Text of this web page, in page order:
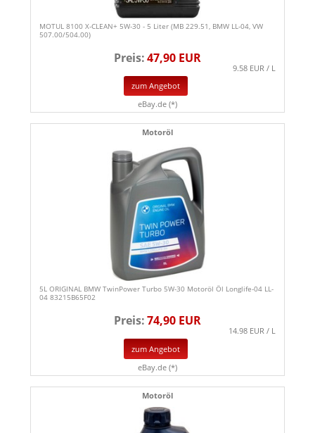
MOTUL 8100 X-CLEAN+ 5W-30 - 5 Liter (MB 229.51, BMW LL-04, VW
507.00/504.00)
Preis:47,90 EUR
9.58 EUR / L
zum Angebot
eBay.de (*)
Motoröl
5L ORIGINAL BMW TwinPower Turbo 5W-30 Motoröl Öl Longlife-04 LL-
04 83215B65F02
Preis:74,90 EUR
14.98 EUR / L
zum Angebot
eBay.de (*)
Motoröl